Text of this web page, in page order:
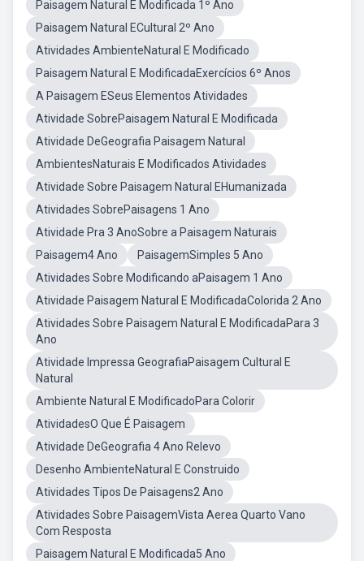
Paisagem Natural E Modificada 1º Ano
Paisagem Natural ECultural 2º Ano
Atividades AmbienteNatural E Modificado
Paisagem Natural E ModificadaExercícios 6º Anos
A Paisagem ESeus Elementos Atividades
Atividade SobrePaisagem Natural E Modificada
Atividade DeGeografia Paisagem Natural
AmbientesNaturais E Modificados Atividades
Atividade Sobre Paisagem Natural EHumanizada
Atividades SobrePaisagens 1 Ano
Atividade Pra 3 AnoSobre a Paisagem Naturais
Paisagem4 Ano
PaisagemSimples 5 Ano
Atividades Sobre Modificando aPaisagem 1 Ano
Atividade Paisagem Natural E ModificadaColorida 2 Ano
Atividades Sobre Paisagem Natural E ModificadaPara 3
Ano
Atividade Impressa GeografiaPaisagem Cultural E
Natural
Ambiente Natural E ModificadoPara Colorir
AtividadesO Que É Paisagem
Atividade DeGeografia 4 Ano Relevo
Desenho AmbienteNatural E Construido
Atividades Tipos De Paisagens2 Ano
Atividades Sobre PaisagemVista Aerea Quarto Vano
Com Resposta
Paisagem Natural E Modificada5 Ano